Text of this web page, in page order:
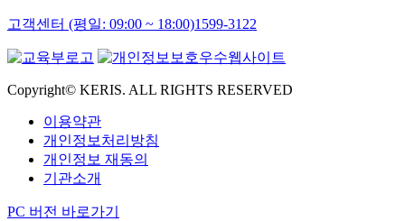
고객센터 (평일: 09:00 ~ 18:00)1599-3122
Copyright© KERIS. ALL RIGHTS RESERVED
이용약관
개인정보처리방침
개인정보 재동의
기관소개
PC 버전 바로가기